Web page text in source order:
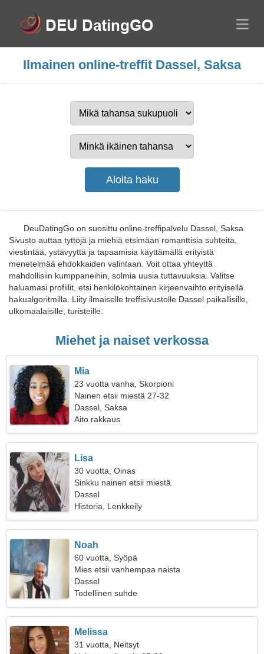
Ilmainen online-treffit Dassel, Saksa
DeuDatingGo on suosittu online-treffipalvelu Dassel, Saksa.
Sivusto auttaa tyttöjä ja miehiä etsimään romanttisia suhteita,
viestintää, ystävyyttä ja tapaamisia käyttämällä erityistä
menetelmää ehdokkaiden valintaan. Voit ottaa yhteyttä
mahdollisiin kumppaneihin, solmia uusia tuttavuuksia. Valitse
haluamasi profiilit, etsi henkilökohtainen kirjeenvaihto erityisellä
hakualgoritmilla. Liity ilmaiselle treffisivustolle Dassel paikallisille,
ulkomaalaisille, turisteille.
Miehet ja naiset verkossa
Mia
23 vuotta vanha, Skorpioni
Nainen etsii miestä 27-32
Dassel, Saksa
Aito rakkaus
Lisa
30 vuotta, Oinas
Sinkku nainen etsii miestä
Dassel
Historia, Lenkkeily
Noah
60 vuotta, Syöpä
Mies etsii vanhempaa naista
Dassel
Todellinen suhde
Melissa
31 vuotta, Neitsyt